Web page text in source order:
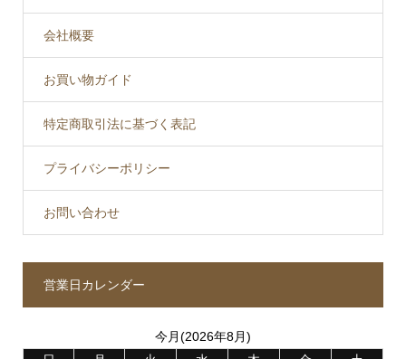
会社概要
お買い物ガイド
特定商取引法に基づく表記
プライバシーポリシー
お問い合わせ
営業日カレンダー
今月(2026年8月)